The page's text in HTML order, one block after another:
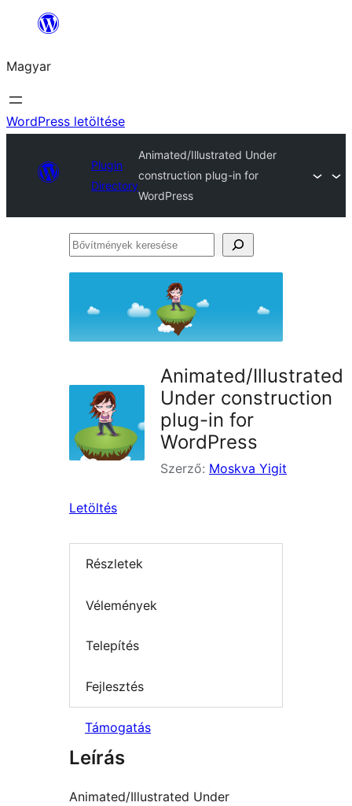
Ugrás
tartalomhoz
Magyar
WordPress letöltése
Plugin
Directory
Animated/Illustrated Under
construction plug-in for
WordPress
Bővítmények
Animated/Illustrated
Under construction
plug-in for
WordPress
Szerző: Moskva Yigit
Letöltés
Részletek
Vélemények
Telepítés
Fejlesztés
Támogatás
Leírás
Animated/Illustrated Under